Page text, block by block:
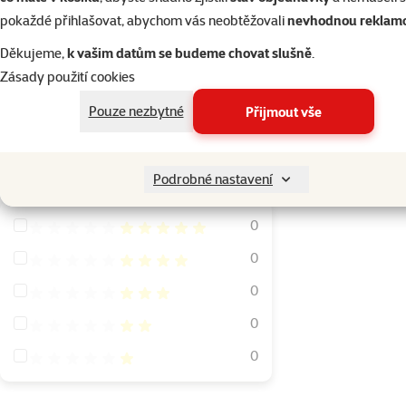
pokaždé přihlašovat, abychom vás neobtěžovalinevhodnou
Děkujeme,k vašim datům se budeme chovat slušně.
Zásady použití cookies
Pouze nezbytné
Přijmout vše
Podrobné nastavení
cena od-do
1 599 Kč
Hodnocení 100%
0
Hodnocení 80%
0
Hodnocení 60%
0
Hodnocení 40%
0
Hodnocení 20%
0